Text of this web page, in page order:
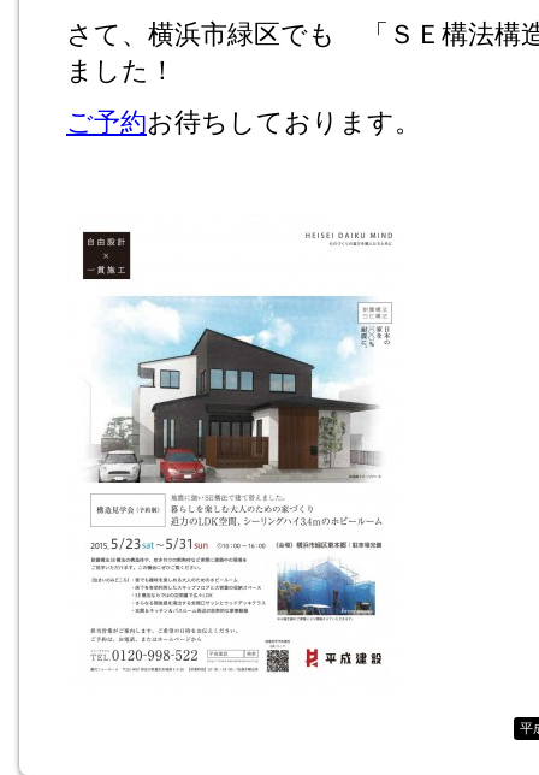
さて、横浜市緑区でも 「ＳＥ構法
ました！
ご予約お待ちしております。
平